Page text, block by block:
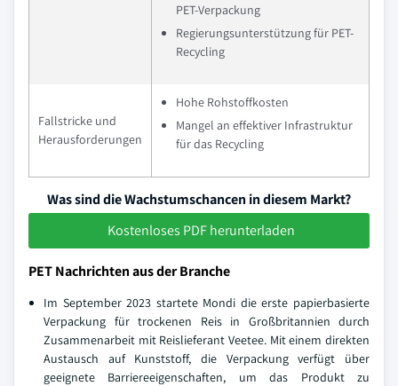
PET-Verpackung
Regierungsunterstützung für PET-
Recycling
Fallstricke und
Herausforderungen
Hohe Rohstoffkosten
Mangel an effektiver Infrastruktur
für das Recycling
Was sind die Wachstumschancen in diesem Markt?
Kostenloses PDF herunterladen
PET Nachrichten aus der Branche
Im September 2023 startete Mondi die erste papierbasierte
Verpackung für trockenen Reis in Großbritannien durch
Zusammenarbeit mit Reislieferant Veetee. Mit einem direkten
Austausch auf Kunststoff, die Verpackung verfügt über
geeignete Barriereeigenschaften, um das Produkt zu